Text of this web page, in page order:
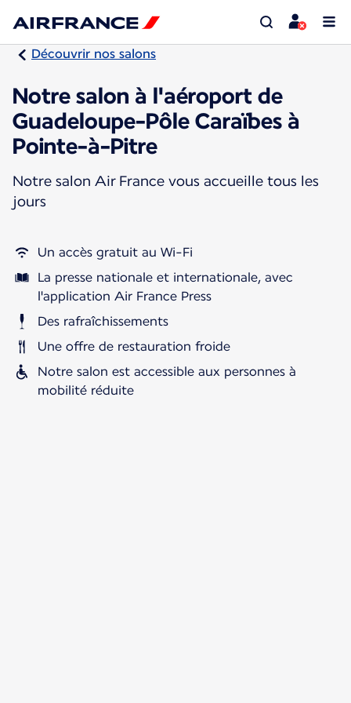
Découvrir nos salons
Notre salon à l'aéroport de
Guadeloupe-Pôle Caraïbes à
Pointe-à-Pitre
Notre salon Air France vous accueille tous les
jours
Un accès gratuit au Wi-Fi
La presse nationale et internationale, avec
l'application Air France Press
Des rafraîchissements
Une offre de restauration froide
Notre salon est accessible aux personnes à
mobilité réduite